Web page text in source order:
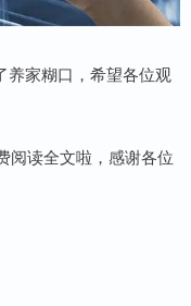
养家糊口，希望各位观
阅读全文啦，感谢各位